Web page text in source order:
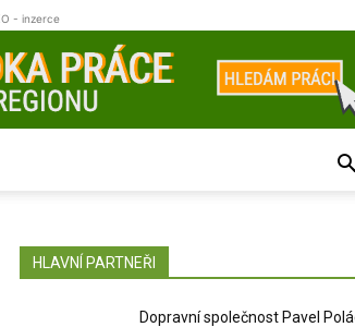
- inzerce
HLAVNÍ PARTNEŘI
Dopravní společnost Pavel